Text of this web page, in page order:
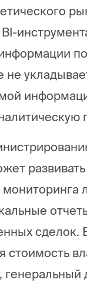
не
сделок.
стоимость